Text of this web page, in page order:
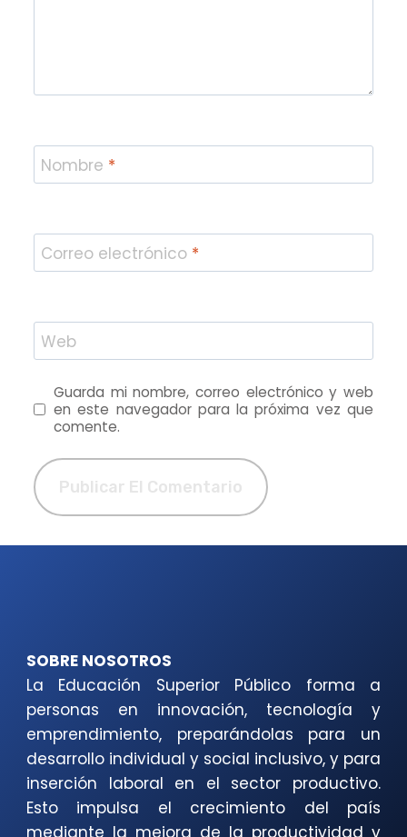
Nombre *
Correo electrónico *
Web
Guarda mi nombre, correo electrónico y web
en este navegador para la próxima vez que
comente.
SOBRE NOSOTROS
La Educación Superior Público forma a
personas en innovación, tecnología y
emprendimiento, preparándolas para un
desarrollo individual y social inclusivo, y para
inserción laboral en el sector productivo.
Esto impulsa el crecimiento del país
mediante la mejora de la productividad y